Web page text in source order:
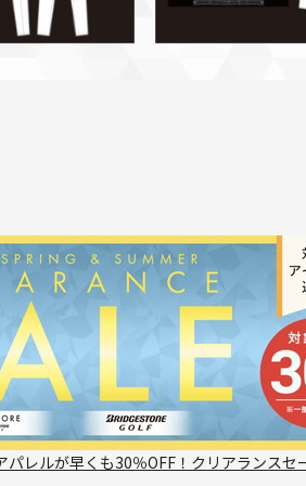
パレルが早くも30％OFF！クリアランスセ